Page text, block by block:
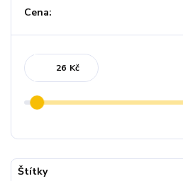
Cena:
Kč
Štítky